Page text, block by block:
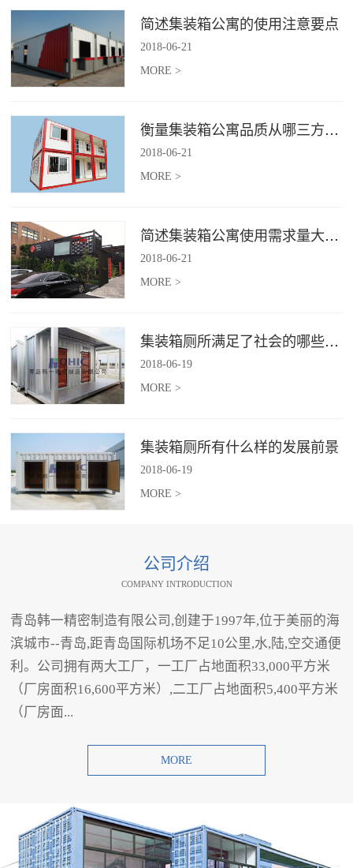
简述集装箱公寓的使用注意要点
2018-06-21
MORE >
衡量集装箱公寓品质从哪三方面入手？
2018-06-21
MORE >
简述集装箱公寓使用需求量大幅增加的原因
2018-06-21
MORE >
集装箱厕所满足了社会的哪些需求
2018-06-19
MORE >
集装箱厕所有什么样的发展前景
2018-06-19
MORE >
公司介绍
COMPANY INTRODUCTION
青岛韩一精密制造有限公司,创建于1997年,位于美丽的海
滨城市--青岛,距青岛国际机场不足10公里,水,陆,空交通便
利。公司拥有两大工厂，一工厂占地面积33,000平方米
（厂房面积16,600平方米）,二工厂占地面积5,400平方米
（厂房面...
MORE